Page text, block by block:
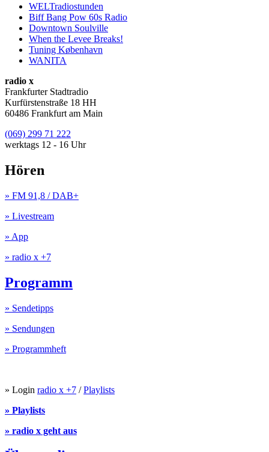
WELTradiostunden
Biff Bang Pow 60s Radio
Downtown Soulville
When the Levee Breaks!
Tuning København
WANITA
radio x
Frankfurter Stadtradio
Kurfürstenstraße 18 HH
60486 Frankfurt am Main
(069) 299 71 222
werktags 12 - 16 Uhr
Hören
» FM 91,8 / DAB+
» Livestream
» App
» radio x +7
Programm
» Sendetipps
» Sendungen
» Programmheft
» Login radio x +7 /Playlists
» Playlists
» radio x geht aus